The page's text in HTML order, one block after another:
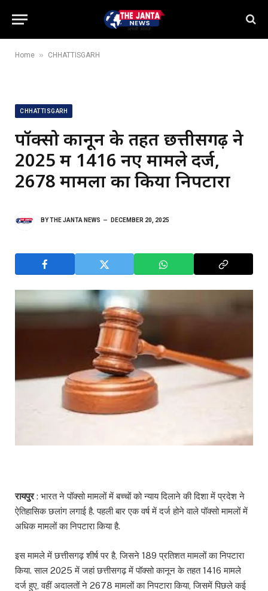
Home » CHHATTISGARH
CHHATTISGARH
पॉक्सो कानून के तहत छत्तीसगढ़ ने
2025 में 1416 नए मामले दर्ज,
2678 मामलों का किया निपटारा
BYTHE JANTA NEWS DECEMBER 20, 2025
रायपुर: भारत ने पॉक्सो मामलों में बच्चों को न्याय दिलाने की दिशा में प्रदेश ने
ऐतिहासिक छलांग लगाई है. पहली बार एक वर्ष में दर्ज होने वाले पॉक्सो मामलों में
अधिक मामलों का निपटारा किया है.
इस मामले में छत्तीसगढ़ शीर्ष पर है, जिसने 189 प्रतिशत मामलों का निपटारा
किया. साल 2025 में जहां छत्तीसगढ़ में पॉक्सो कानून के तहत 1416 मामले
दर्ज हुए, वहीं अदालतों ने 2678 मामलों का निपटारा किया, जिसमें पिछले कई